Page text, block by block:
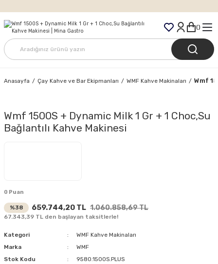
Tüm Siparişlerde Ücretsiz Kargo
Anasayfa Çay Kahve ve Bar Ekipmanları WMF Kahve Makinaları Wmf
Wmf 1500S + Dynamic Milk 1 Gr + 1 Choc,Su
Bağlantılı Kahve Makinesi
0 Puan
%38 659.744,20 TL 1.060.858,69 TL
67.343,39 TL den başlayan taksitlerle!
Kategori
WMF Kahve Makinaları
Marka
WMF
Stok Kodu
9580.1500S.PLUS